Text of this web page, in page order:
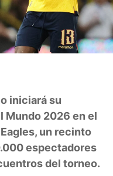
iniciará su
Mundo 2026 en el
un recinto
espectadores
del torneo.